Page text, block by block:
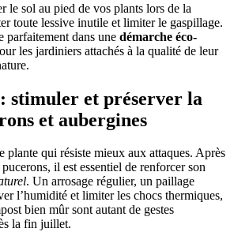
le sol au pied de vos plants lors de la
toute lessive inutile et limiter le gaspillage.
parfaitement dans une démarche éco-
les jardiniers attachés à la qualité de leur
stimuler et préserver la
et aubergines
plante qui résiste mieux aux attaques. Après
pucerons, il est essentiel de renforcer son
. Un arrosage régulier, un paillage
l’humidité et limiter les chocs thermiques,
bien mûr sont autant de gestes
la fin juillet.